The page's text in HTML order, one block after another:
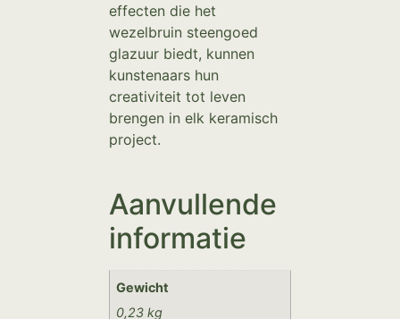
effecten die het
wezelbruin steengoed
glazuur biedt, kunnen
kunstenaars hun
creativiteit tot leven
brengen in elk keramisch
project.
Aanvullende
informatie
Gewicht
0,23 kg